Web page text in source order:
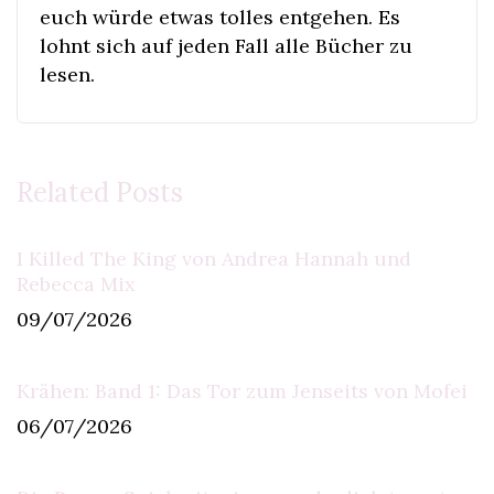
euch würde etwas tolles entgehen. Es
lohnt sich auf jeden Fall alle Bücher zu
lesen.
Related Posts
I Killed The King von Andrea Hannah und
Rebecca Mix
09/07/2026
Krähen: Band 1: Das Tor zum Jenseits von Mofei
06/07/2026